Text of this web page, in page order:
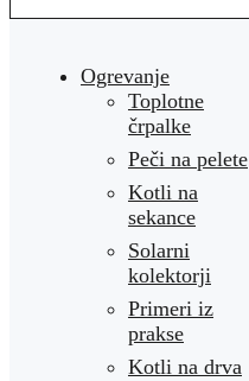
Ogrevanje
Toplotne
črpalke
Peči na pelete
Kotli na
sekance
Solarni
kolektorji
Primeri iz
prakse
Kotli na drva